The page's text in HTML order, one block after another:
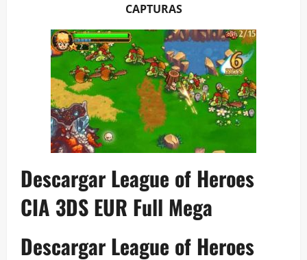
CAPTURAS
Descargar League of Heroes
CIA 3DS EUR Full Mega
Descargar League of Heroes